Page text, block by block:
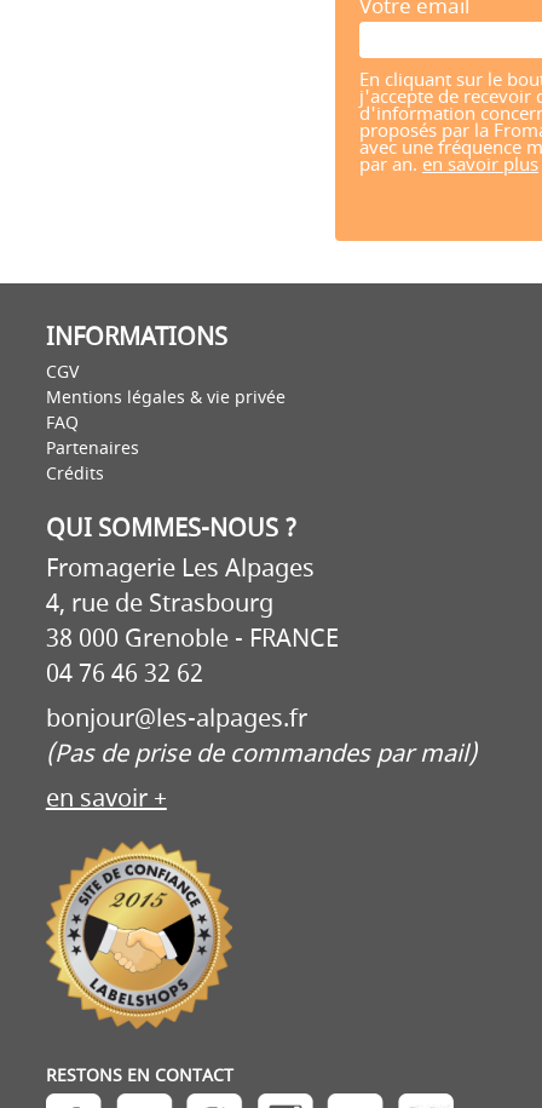
Votre email
En cliquant sur le
j'accepte de recevoir
d'information
proposés par la
avec une fréquence
par an. en savoir plus
INFORMATIONS
CGV
Mentions légales & vie privée
FAQ
Partenaires
Crédits
QUI SOMMES-NOUS ?
Fromagerie Les Alpages
4, rue de Strasbourg
38 000 Grenoble - FRANCE
04 76 46 32 62
bonjour@les-alpages.fr
(Pas de prise de commandes par mail)
en savoir +
RESTONS EN CONTACT